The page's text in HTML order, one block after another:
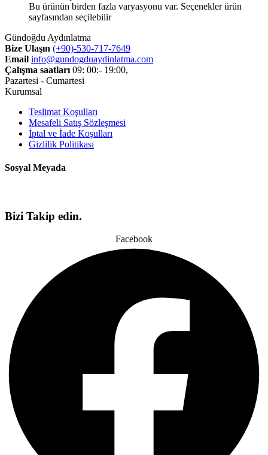
Bu ürünün birden fazla varyasyonu var. Seçenekler ürün
sayfasından seçilebilir
Gündoğdu Aydınlatma
Bize Ulaşın (+90)-530-717-7649
Email info@gundogduaydinlatma.com
Çalışma saatları 09: 00:- 19:00,
Pazartesi - Cumartesi
Kurumsal
Teslimat Koşulları
Mesafeli Satış Sözleşmesi
İptal ve İade Koşulları
Gizlilik Politikası
Sosyal Meyada
Bizi Takip edin.
Facebook